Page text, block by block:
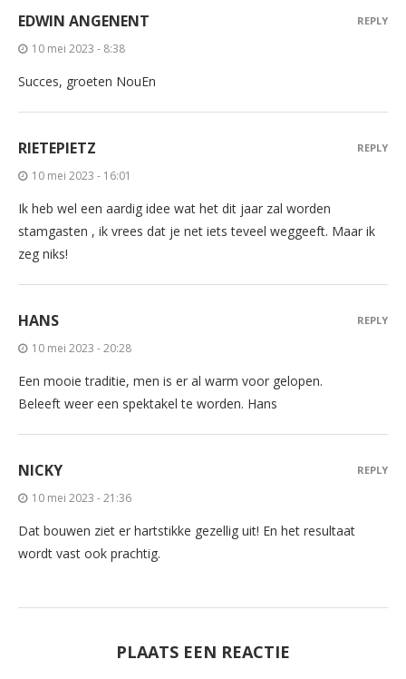
EDWIN ANGENENT
10 mei 2023 - 8:38
Succes, groeten NouEn
REPLY
RIETEPIETZ
10 mei 2023 - 16:01
Ik heb wel een aardig idee wat het dit jaar zal worden
stamgasten , ik vrees dat je net iets teveel weggeeft. Maar ik
zeg niks!
REPLY
HANS
10 mei 2023 - 20:28
Een mooie traditie, men is er al warm voor gelopen.
Beleeft weer een spektakel te worden. Hans
REPLY
NICKY
10 mei 2023 - 21:36
Dat bouwen ziet er hartstikke gezellig uit! En het resultaat
wordt vast ook prachtig.
REPLY
PLAATS EEN REACTIE